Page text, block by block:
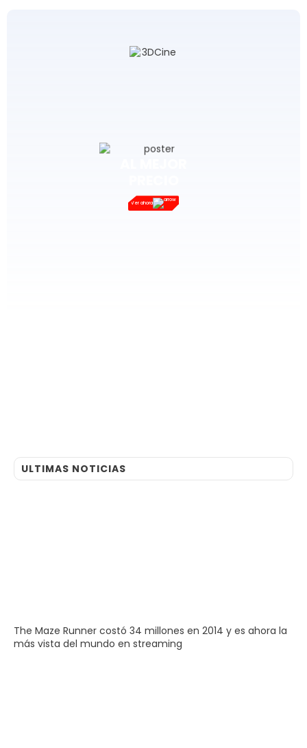
Ver ahora
ULTIMAS NOTICIAS
The Maze Runner costó 34 millones en 2014 y es ahora la
más vista del mundo en streaming